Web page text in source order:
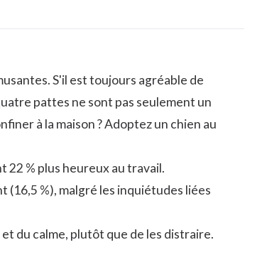
S'il est toujours agréable de
pattes ne sont pas seulement un
à la maison ? Adoptez un chien au
22 % plus heureux au travail.
%), malgré les inquiétudes liées
du calme, plutôt que de les distraire.